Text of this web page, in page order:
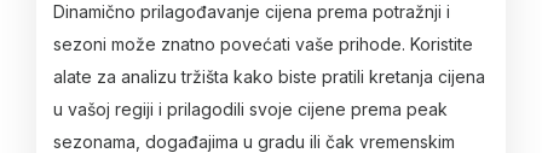
Dinamično prilagođavanje cijena prema potražnji i
sezoni može znatno povećati vaše prihode. Koristite
alate za analizu tržišta kako biste pratili kretanja cijena
u vašoj regiji i prilagodili svoje cijene prema peak
sezonama, događajima u gradu ili čak vremenskim